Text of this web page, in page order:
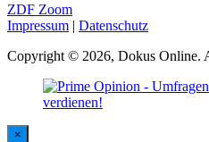
ZDF Zoom
Impressum | Datenschutz
Copyright © 2026, Dokus Online.
×